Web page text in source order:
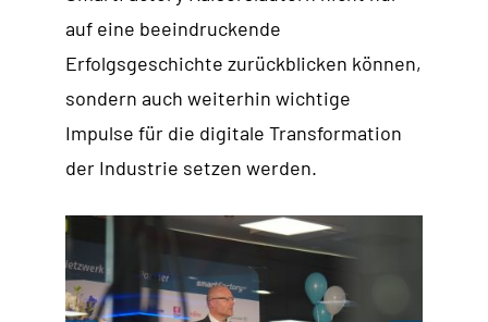
auf eine beeindruckende
Erfolgsgeschichte zurückblicken können,
sondern auch weiterhin wichtige
Impulse für die digitale Transformation
der Industrie setzen werden.